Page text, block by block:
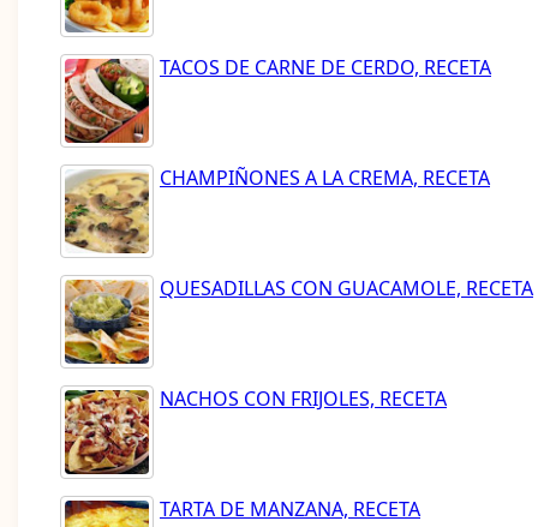
TACOS DE CARNE DE CERDO, RECETA
CHAMPIÑONES A LA CREMA, RECETA
QUESADILLAS CON GUACAMOLE, RECETA
NACHOS CON FRIJOLES, RECETA
TARTA DE MANZANA, RECETA